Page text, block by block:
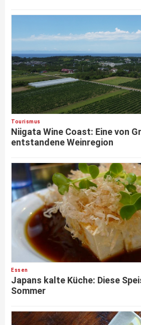
Tourismus
Niigata Wine Coast: Eine von
entstandene Weinregion
Essen
Japans kalte Küche: Diese
Sommer